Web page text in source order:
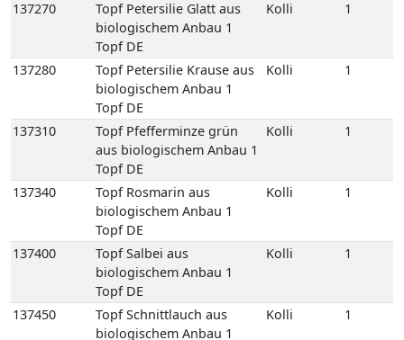
aus biologischem Anbau 1
Topf DE
Topf Rosmarin aus
biologischem Anbau 1
Topf DE
Topf Salbei aus
biologischem Anbau 1
Topf DE
Topf Schnittlauch aus
biologischem Anbau 1
Topf DE
Topf Thymian aus
biologischem Anbau 1
Topf DE
Topf Zitronenmelisse aus
biologischem Anbau 1
Topf DE